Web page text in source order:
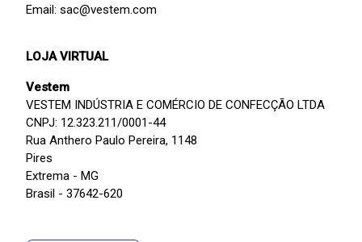
Email: sac@vestem.com
LOJA VIRTUAL
Vestem
VESTEM INDÚSTRIA E COMÉRCIO DE CONFECÇÃO LTDA
CNPJ: 12.323.211/0001-44
Rua Anthero Paulo Pereira, 1148
Pires
Extrema - MG
Brasil - 37642-620